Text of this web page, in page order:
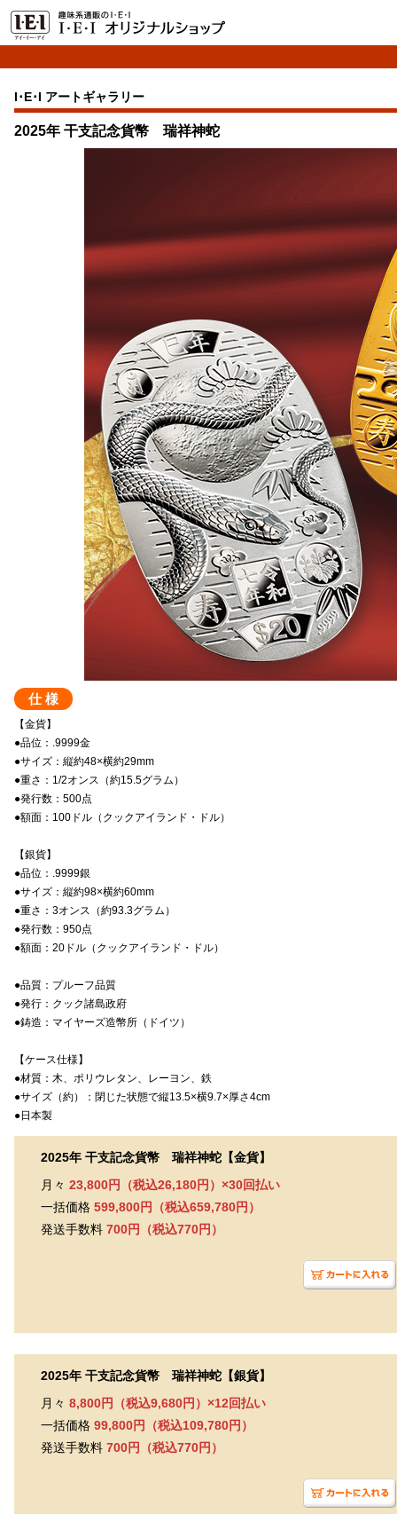
I･E･I アートギャラリー
2025年 干支記念貨幣 瑞祥神蛇
仕 様
【金貨】
●品位：.9999金
●サイズ：縦約48×横約29mm
●重さ：1/2オンス（約15.5グラム）
●発行数：500点
●額面：100ドル（クックアイランド・ドル）
【銀貨】
●品位：.9999銀
●サイズ：縦約98×横約60mm
●重さ：3オンス（約93.3グラム）
●発行数：950点
●額面：20ドル（クックアイランド・ドル）
●品質：プルーフ品質
●発行：クック諸島政府
●鋳造：マイヤーズ造幣所（ドイツ）
【ケース仕様】
●材質：木、ポリウレタン、レーヨン、鉄
●サイズ（約）：閉じた状態で縦13.5×横9.7×厚さ4cm
●日本製
2025年 干支記念貨幣 瑞祥神蛇【金貨】
月々23,800円（税込26,180円）×30回払い
一括価格599,800円（税込659,780円）
発送手数料700円（税込770円）
2025年 干支記念貨幣 瑞祥神蛇【銀貨】
月々8,800円（税込9,680円）×12回払い
一括価格99,800円（税込109,780円）
発送手数料700円（税込770円）